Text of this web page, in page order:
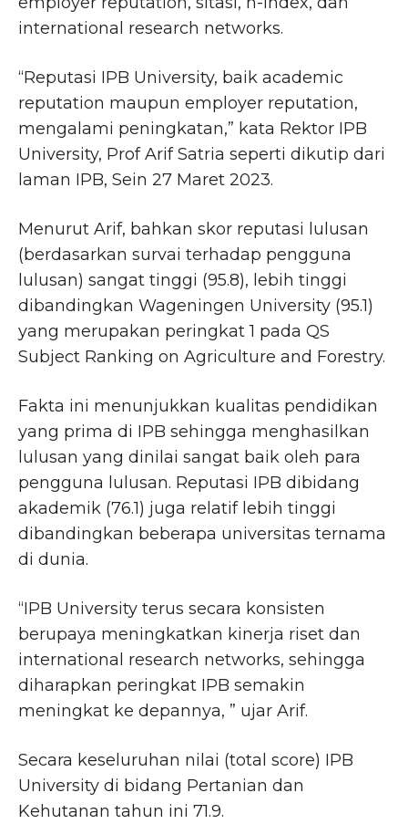
international research networks.
“Reputasi IPB University, baik academic
reputation maupun employer reputation,
mengalami peningkatan,” kata Rektor IPB
University, Prof Arif Satria seperti dikutip dari
laman IPB, Sein 27 Maret 2023.
Menurut Arif, bahkan skor reputasi lulusan
(berdasarkan survai terhadap pengguna
lulusan) sangat tinggi (95.8), lebih tinggi
dibandingkan Wageningen University (95.1)
yang merupakan peringkat 1 pada QS
Subject Ranking on Agriculture and Forestry.
Fakta ini menunjukkan kualitas pendidikan
yang prima di IPB sehingga menghasilkan
lulusan yang dinilai sangat baik oleh para
pengguna lulusan. Reputasi IPB dibidang
akademik (76.1) juga relatif lebih tinggi
dibandingkan beberapa universitas ternama
di dunia.
“IPB University terus secara konsisten
berupaya meningkatkan kinerja riset dan
international research networks, sehingga
diharapkan peringkat IPB semakin
meningkat ke depannya, ” ujar Arif.
Secara keseluruhan nilai (total score) IPB
University di bidang Pertanian dan
Kehutanan tahun ini 71.9.